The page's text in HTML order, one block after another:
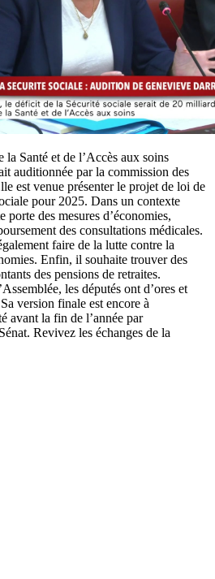
Santé et de l’Accès aux soins
auditionnée par la commission des
est venue présenter le projet de loi de
pour 2025. Dans un contexte
porte des mesures d’économies,
des consultations médicales.
faire de la lutte contre la
Enfin, il souhaite trouver des
des pensions de retraites.
les députés ont d’ores et
version finale est encore à
avant la fin de l’année par
Revivez les échanges de la